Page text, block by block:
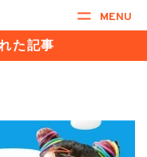
MENU
た記事